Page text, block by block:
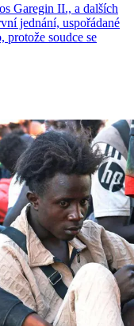
Garegin II., a dalších
jednání, uspořádané
protože soudce se